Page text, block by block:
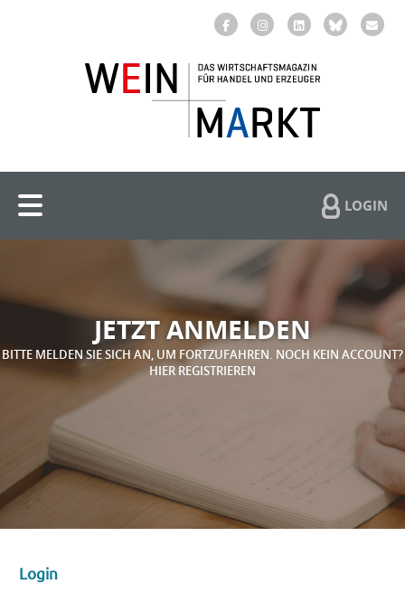
LOGIN
JETZT ANMELDEN
BITTE MELDEN SIE SICH AN, UM FORTZUFAHREN. NOCH KEIN ACCOUNT?
HIER REGISTRIEREN
Login